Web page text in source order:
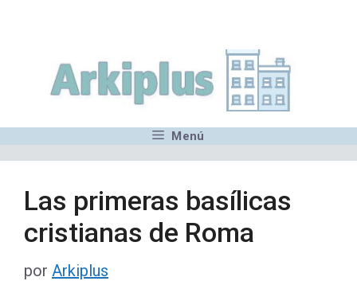
contenido
Menú
Las primeras basílicas
cristianas de Roma
por Arkiplus